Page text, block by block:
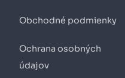
Obchodné podmienky
Ochrana osobných
údajov